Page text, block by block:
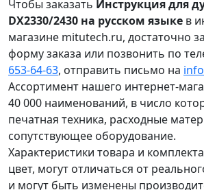
Чтобы заказать Инструкция для
DX2330/2430 на русском языке в
магазине mitutech.ru, достаточно
форму заказа или позвонить по
653-64-63, отправить письмо на
Ассортимент нашего интернет-
40 000 наименований, в число
печатная техника, расходные
сопутствующее оборудование.
Характеристики товара и
цвет, могут отличаться от
и могут быть изменены